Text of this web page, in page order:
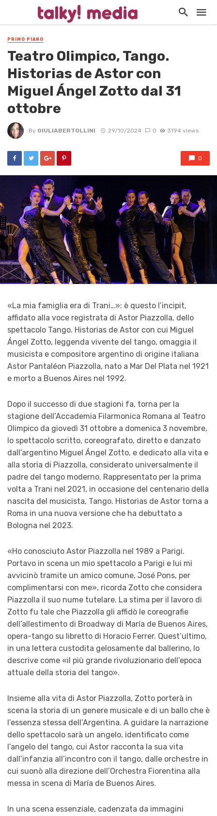
PRIMO PIANO
Teatro Olimpico, Tango.
Historias de Astor con
Miguel Ángel Zotto dal 31
ottobre
By GIULIABERTOLLINI 29/10/2024 0 3194 views
0
«La mia famiglia era di Trani…»: è questo l’incipit,
affidato alla voce registrata di Astor Piazzolla, dello
spettacolo Tango. Historias de Astor con cui Miguel
Ángel Zotto, leggenda vivente del tango, omaggia il
musicista e compositore argentino di origine italiana
Astor Pantaléon Piazzolla, nato a Mar Del Plata nel 1921
e morto a Buenos Aires nel 1992.
Dopo il successo di due stagioni fa, torna per la
stagione dell’Accademia Filarmonica Romana al Teatro
Olimpico da giovedì 31 ottobre a domenica 3 novembre,
lo spettacolo scritto, coreografato, diretto e danzato
dall’argentino Miguel Ángel Zotto, e dedicato alla vita e
alla storia di Piazzolla, considerato universalmente il
padre del tango moderno. Rappresentato per la prima
volta a Trani nel 2021, in occasione del centenario della
nascita del musicista, Tango. Historias de Astor torna a
Roma in una nuova versione che ha debuttato a
Bologna nel 2023.
«Ho conosciuto Astor Piazzolla nel 1989 a Parigi.
Portavo in scena un mio spettacolo a Parigi e lui mi
avvicinò tramite un amico comune, José Pons, per
complimentarsi con me», ricorda Zotto che considera
Piazzolla il suo nume tutelare. La stima per il lavoro di
Zotto fu tale che Piazzolla gli affidò le coreografie
dell’allestimento di Broadway di María de Buenos Aires,
opera-tango su libretto di Horacio Ferrer. Quest’ultimo,
in una lettera custodita gelosamente dal ballerino, lo
descrive come «il più grande rivoluzionario dell’epoca
attuale della storia del tango».
Insieme alla vita di Astor Piazzolla, Zotto porterà in
scena la storia di un genere musicale e di un ballo che è
l’essenza stessa dell’Argentina. A guidare la narrazione
dello spettacolo sarà un angelo, identificato come
l’angelo del tango, cui Astor racconta la sua vita
dall’infanzia all’incontro con il tango, dalle orchestre in
cui suonò alla direzione dell’Orchestra Fiorentina alla
messa in scena di María de Buenos Aires.
In una scena essenziale, cadenzata da immagini